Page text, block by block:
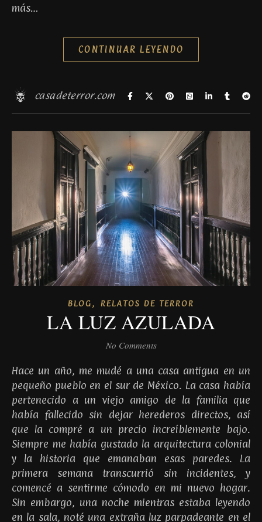
más…
CONTINUAR LEYENDO
casadeterror.com
BLOG, RELATOS DE TERROR
LA LUZ AZULADA
No Comments
Hace un año, me mudé a una casa antigua en un
pequeño pueblo en el sur de México. La casa había
pertenecido a un viejo amigo de la familia que
había fallecido sin dejar herederos directos, así
que la compré a un precio increíblemente bajo.
Siempre me había gustado la arquitectura colonial
y la historia que emanaban esas paredes. La
primera semana transcurrió sin incidentes, y
comencé a sentirme cómodo en mi nuevo hogar.
Sin embargo, una noche mientras estaba leyendo
en la sala, noté una extraña luz parpadeante en el